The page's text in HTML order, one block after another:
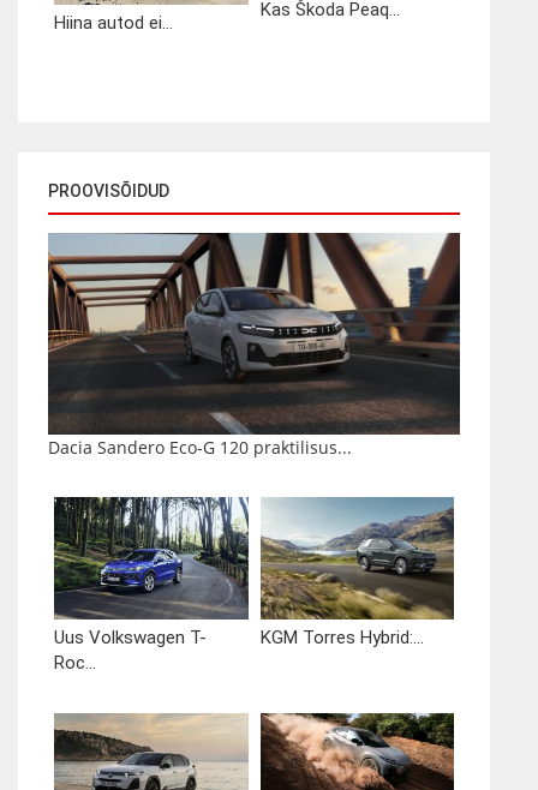
Hiina autod ei...
Kas Škoda Peaq...
PROOVISÕIDUD
Dacia Sandero Eco-G 120 praktilisus...
Uus Volkswagen T-
Roc...
KGM Torres Hybrid:...